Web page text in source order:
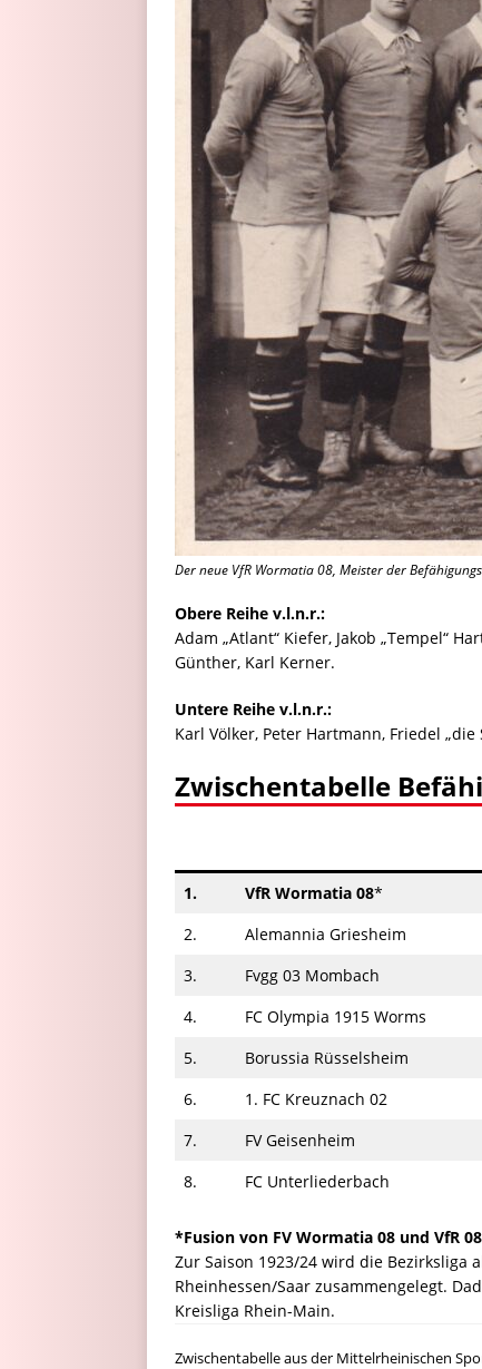
Der neue VfR Wormatia 08, Meister der
Obere Reihe v.l.n.r.:
Adam „Atlant“ Kiefer, Jakob „Tempel“
Günther, Karl Kerner.
Untere Reihe v.l.n.r.:
Karl Völker, Peter Hartmann, Friedel „die
Zwischentabelle
1. VfR Wormatia 08*
2.
Alemannia Griesheim
3.
Fvgg 03 Mombach
4.
FC Olympia 1915 Worms
5.
Borussia Rüsselsheim
6.
1. FC Kreuznach 02
7.
FV Geisenheim
8.
FC Unterliederbach
*Fusion von FV Wormatia 08 und VfR
Zur Saison 1923/24 wird die Bezirksliga
Rheinhessen/Saar zusammengelegt.
Kreisliga Rhein-Main.
Zwischentabelle aus der Mittelrheinischen